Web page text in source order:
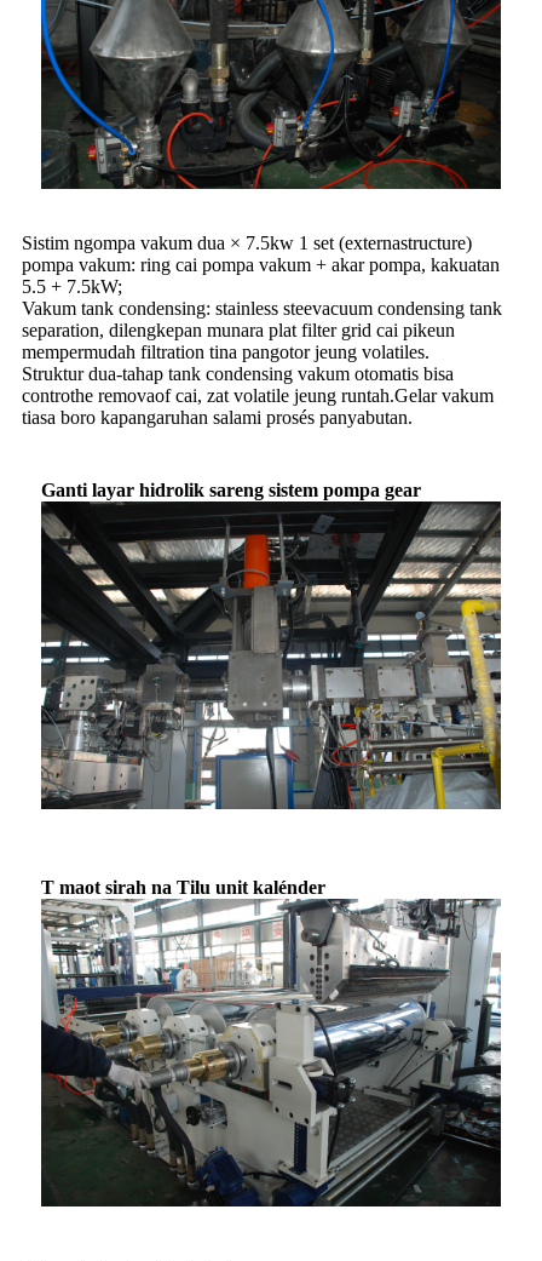
Sistim ngompa vakum dua × 7.5kw 1 set (externastructure)
pompa vakum: ring cai pompa vakum + akar pompa, kakuatan
5.5 + 7.5kW;
Vakum tank condensing: stainless steevacuum condensing tank
separation, dilengkepan munara plat filter grid cai pikeun
mempermudah filtration tina pangotor jeung volatiles.
Struktur dua-tahap tank condensing vakum otomatis bisa
controthe removaof cai, zat volatile jeung runtah.Gelar vakum
tiasa boro kapangaruhan salami prosés panyabutan.
Ganti layar hidrolik sareng sistem pompa gear
T maot sirah na Tilu unit kalénder